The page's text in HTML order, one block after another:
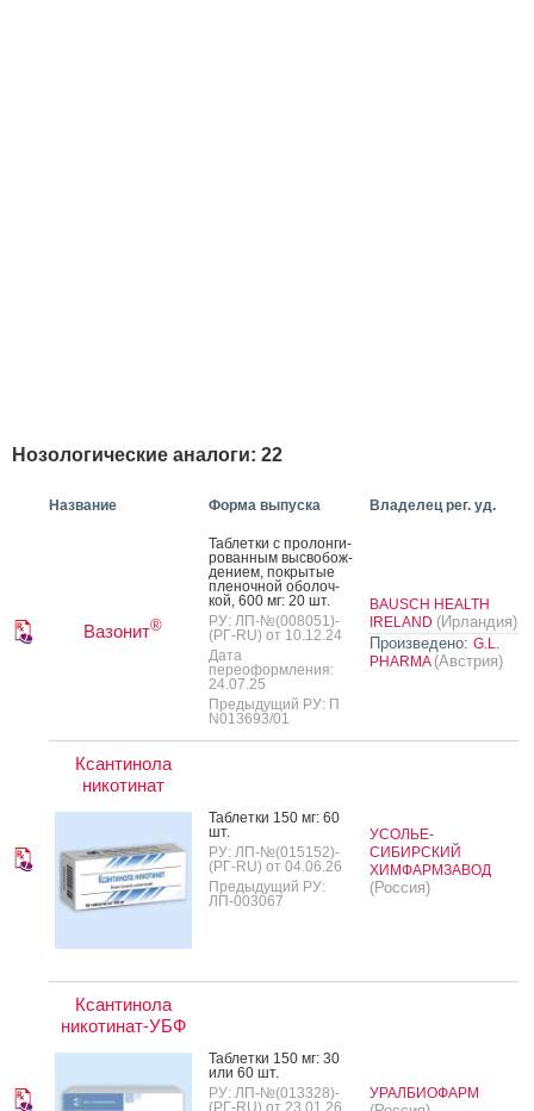
Нозологические аналоги: 22
Название Форма выпуска Владелец рег. уд.
Вазонит®
Таб­летки с про­лон­ги­
рован­ным выс­во­бож­
де­ни­ем, пок­ры­тые
пле­ноч­ной обо­лоч­
кой, 600 мг: 20 шт.
РУ: ЛП-№(008051)-
(РГ-RU) от 10.12.24
Дата
переоформления:
24.07.25
Предыдущий РУ: П
N013693/01
BAUSCH HEALTH
IRELAND (Ирландия)
Произведено: G.L.
PHARMA (Австрия)
Ксантинола
никотинат
Таб­летки 150 мг: 60
шт.
РУ: ЛП-№(015152)-
(РГ-RU) от 04.06.26
Предыдущий РУ:
ЛП-003067
УСОЛЬЕ-
СИБИРСКИЙ
ХИМФАРМЗАВОД
(Россия)
Ксантинола
никотинат-УБФ
Таб­летки 150 мг: 30
или 60 шт.
РУ: ЛП-№(013328)-
(РГ-RU) от 23.01.26
УРАЛБИОФАРМ